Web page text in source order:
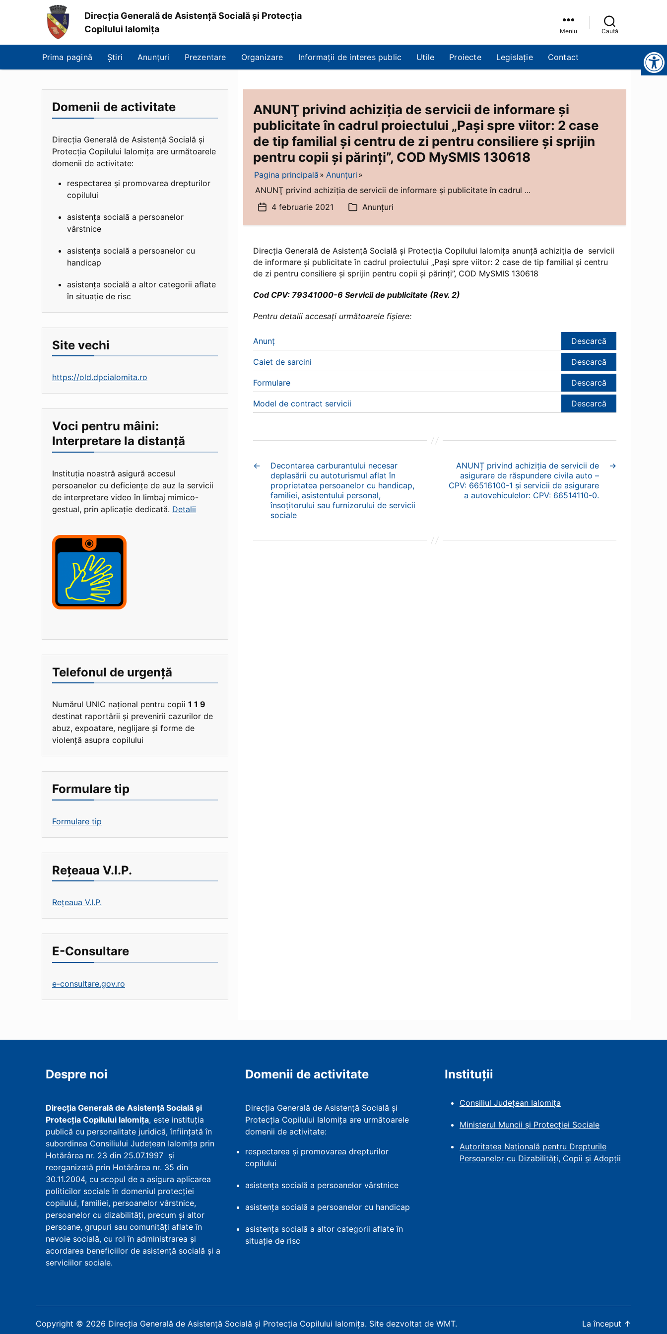
Direcția
Generală
Protecția
Copilului
Direcția Generală de Asistență Socială și Protecția
Copilului Ialomița
Meniu Caută
Prima pagină Știri Anunțuri Prezentare Organizare Informații de interes public Utile Proiecte Legislație Contact
Instrumente pentru accesibilitate
ANUNŢ privind achiziţia de servicii de informare şi
publicitate în cadrul proiectului „Pași spre viitor: 2 case
de tip familial și centru de zi pentru consiliere și sprijin
pentru copii și părinți”, COD MySMIS 130618
Pagina principală
Anunțuri
ANUNŢ privind achiziţia de servicii de informare şi publicitate în cadrul ...
Dată4 februarie 2021 Categorii
Anunțuri
Direcţia Generală de Asistenţă Socială şi Protecţia Copilului Ialomiţa anunță achiziţia de servicii
de informare şi publicitate în cadrul proiectului „Pași spre viitor: 2 case de tip familial și centru
de zi pentru consiliere și sprijin pentru copii și părinți”, COD MySMIS 130618
Cod CPV: 79341000-6 Servicii de publicitate (Rev. 2)
Pentru detalii accesați următoarele fișiere:
Anunț Descarcă
Caiet de sarcini Descarcă
Formulare Descarcă
Model de contract servicii Descarcă
←
Decontarea carburantului necesar
deplasării cu autoturismul aflat în
proprietatea persoanelor cu handicap,
familiei, asistentului personal,
însoțitorului sau furnizorului de servicii
sociale
→
ANUNȚ privind achiziția de servicii de
asigurare de răspundere civila auto –
CPV: 66516100-1 și servicii de asigurare
a autovehiculelor: CPV: 66514110-0.
Domenii de activitate
Direcția Generală de Asistență Socială și
Protecția Copilului Ialomița are următoarele
domenii de activitate:
respectarea și promovarea drepturilor
copilului
asistența socială a persoanelor
vârstnice
asistența socială a persoanelor cu
handicap
asistența socială a altor categorii aflate
în situație de risc
Site vechi
https://old.dpcialomita.ro
Voci pentru mâini:
Interpretare la distanță
Instituția noastră asigură accesul
persoanelor cu deficiențe de auz la servicii
de interpretare video în limbaj mimico-
gestual, prin aplicație dedicată. Detalii
Telefonul de urgență
Numărul UNIC național pentru copii 1 1 9
destinat raportării și prevenirii cazurilor de
abuz, expoatare, neglijare și forme de
violență asupra copilului
Formulare tip
Formulare tip
Rețeaua V.I.P.
Rețeaua V.I.P.
E-Consultare
e-consultare.gov.ro
Despre noi
Direcţia Generală de Asistenţă Socială şi
Protecţia Copilului Ialomița, este instituţia
publică cu personalitate juridică, înfiinţată în
subordinea Consiliului Județean Ialomița prin
Hotărârea nr. 23 din 25.07.1997 şi
reorganizată prin Hotărârea nr. 35 din
30.11.2004, cu scopul de a asigura aplicarea
politicilor sociale în domeniul protecţiei
copilului, familiei, persoanelor vârstnice,
persoanelor cu dizabilităţi, precum şi altor
persoane, grupuri sau comunităţi aflate în
nevoie socială, cu rol în administrarea şi
acordarea beneficiilor de asistenţă socială şi a
serviciilor sociale.
Domenii de activitate
Direcția Generală de Asistență Socială și
Protecția Copilului Ialomița are următoarele
domenii de activitate:
respectarea și promovarea drepturilor
copilului
asistența socială a persoanelor vârstnice
asistența socială a persoanelor cu handicap
asistența socială a altor categorii aflate în
situație de risc
Instituții
Consiliul Județean Ialomița
Ministerul Muncii și Protecției Sociale
Autoritatea Națională pentru Drepturile
Persoanelor cu Dizabilități, Copii și Adopții
Copyright © 2026 Direcția Generală de Asistență Socială și Protecția Copilului Ialomița. Site dezvoltat de WMT. La început ↑